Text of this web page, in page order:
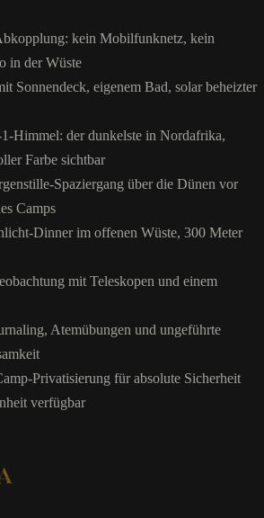
kein Mobilfunknetz, kein
in der Wüste
Sonnendeck, eigenem Bad, solar beheizter
Himmel: der dunkelste in Nordafrika,
Farbe sichtbar
Spaziergang über die Dünen vor
Camps
Dinner im offenen Wüste, 300 Meter
mit Teleskopen und einem
Atemübungen und ungeführte
Privatisierung für absolute Sicherheit
verfügbar